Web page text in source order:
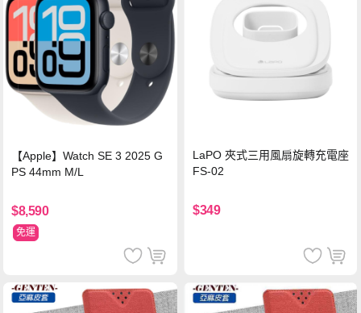
【Apple】Watch SE 3 2025 G
PS 44mm M/L
$8,590
免運
LaPO 夾式三用風扇旋轉充電座
FS-02
$349